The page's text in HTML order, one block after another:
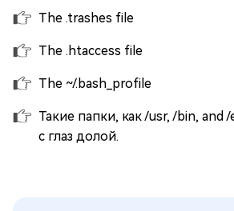
The .trashes file
The .htaccess file
The ~/.bash_profile
Такие папки, как /usr, /bin, and
с глаз долой.